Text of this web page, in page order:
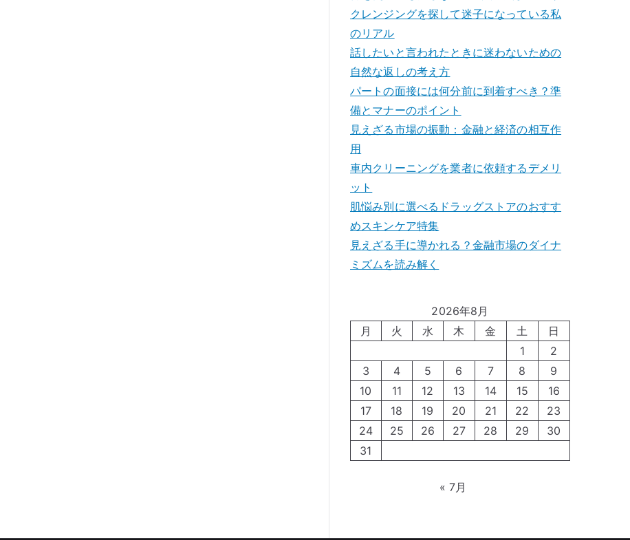
クレンジングを探して迷子になっている私
のリアル
話したいと言われたときに迷わないための
自然な返しの考え方
パートの面接には何分前に到着すべき？準
備とマナーのポイント
見えざる市場の振動：金融と経済の相互作
用
車内クリーニングを業者に依頼するデメリ
ット
肌悩み別に選べるドラッグストアのおすす
めスキンケア特集
見えざる手に導かれる？金融市場のダイナ
ミズムを読み解く
2026年8月
月
火 水 木 金 土
日
1
2
3
4 5 6 7 8
9
10
11 12 13 14 15
16
17
18 19 20 21 22
23
24
25 26 27 28 29
30
31
« 7月